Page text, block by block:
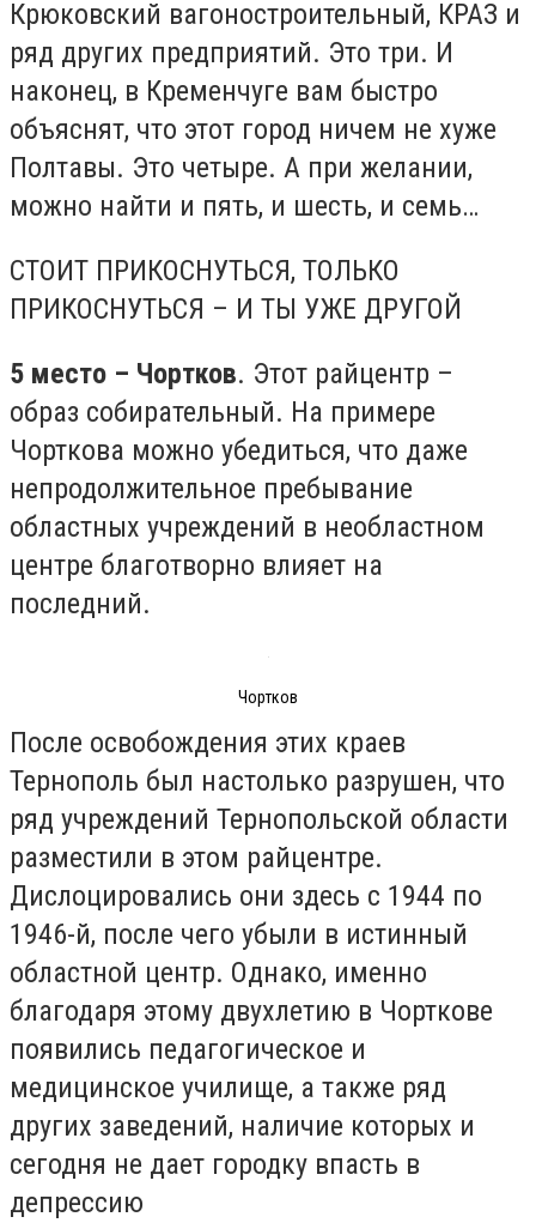
Крюковский вагоностроительный, КРАЗ и
ряд других предприятий. Это три. И
наконец, в Кременчуге вам быстро
объяснят, что этот город ничем не хуже
Полтавы. Это четыре. А при желании,
можно найти и пять, и шесть, и семь…
СТОИТ ПРИКОСНУТЬСЯ, ТОЛЬКО
ПРИКОСНУТЬСЯ – И ТЫ УЖЕ ДРУГОЙ
5 место – Чортков. Этот райцентр –
образ собирательный. На примере
Чорткова можно убедиться, что даже
непродолжительное пребывание
областных учреждений в необластном
центре благотворно влияет на
последний.
Чортков
После освобождения этих краев
Тернополь был настолько разрушен, что
ряд учреждений Тернопольской области
разместили в этом райцентре.
Дислоцировались они здесь с 1944 по
1946-й, после чего убыли в истинный
областной центр. Однако, именно
благодаря этому двухлетию в Чорткове
появились педагогическое и
медицинское училище, а также ряд
других заведений, наличие которых и
сегодня не дает городку впасть в
депрессию